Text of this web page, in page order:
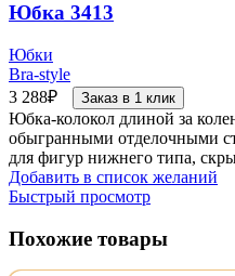
Юбка 3413
Юбки
Bra-style
3 288₽ Заказ в 1 клик
Юбка-колокол длиной за
обыгранными отделочными
для фигур нижнего типа,
Добавить в список желаний
Быстрый просмотр
Похожие товары